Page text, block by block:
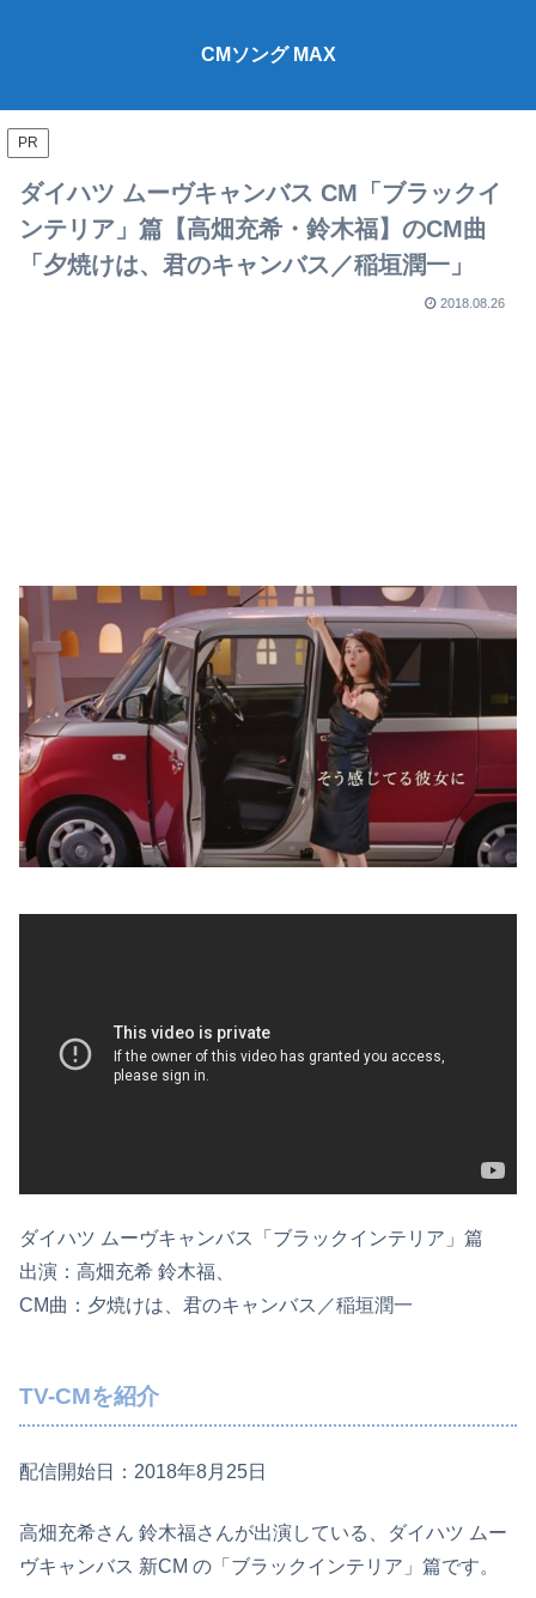
CMソング MAX
PR
ダイハツ ムーヴキャンバス CM「ブラックイ
ンテリア」篇【高畑充希・鈴木福】のCM曲
「夕焼けは、君のキャンバス／稲垣潤一」
2018.08.26
ダイハツ ムーヴキャンバス「ブラックインテリア」篇
出演：高畑充希 鈴木福、
CM曲：夕焼けは、君のキャンバス／稲垣潤一
TV-CMを紹介
配信開始日：2018年8月25日
高畑充希さん 鈴木福さんが出演している、ダイハツ ムー
ヴキャンバス 新CM の「ブラックインテリア」篇です。